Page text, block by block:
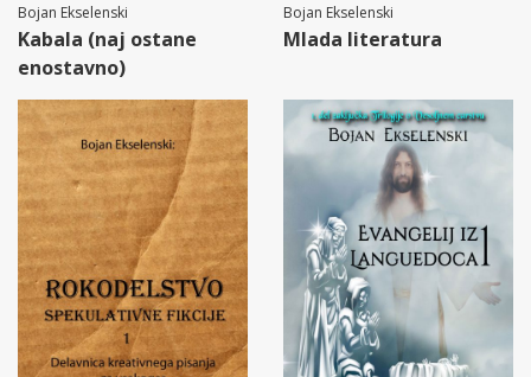
Bojan Ekselenski
Kabala (naj ostane
enostavno)
Bojan Ekselenski
Mlada literatura